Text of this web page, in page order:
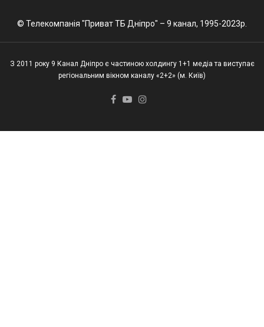
© Телекомпанія "Приват ТБ Дніпро" – 9 канал, 1995-2023р.
З 2011 року 9 Канал Дніпро є частиною холдингу 1+1 медіа та виступає
регіональним вікном каналу «2+2» (м. Київ)